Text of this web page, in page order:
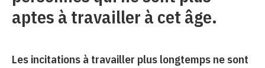
aptes à travailler à cet âge.
Les incitations à travailler plus longtemps ne sont